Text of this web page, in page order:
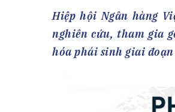
VNBA các thời kỳ
Thành tích – Giải thưởng
Hiệp hội Ngân hàng
nghiên cứu, tham gia
hóa phái sinh giai